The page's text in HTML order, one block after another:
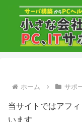
ホーム サポ
当サイトではアフ
います